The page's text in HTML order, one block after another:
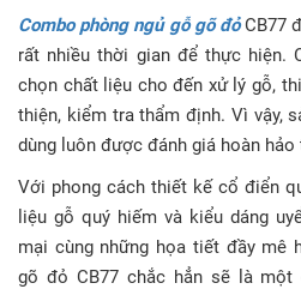
Combo phòng ngủ gỗ gõ đỏCB77
rất nhiều thời gian để thực hiện.
chọn chất liệu cho đến xử lý gỗ,
thiện, kiểm tra thẩm định. Vì vậy,
dùng luôn được đánh giá hoàn
Với phong cách thiết kế cổ điển
liệu gỗ quý hiếm và kiểu dáng
mại cùng những họa tiết đầy mê
gõ đỏ CB77 chắc hẳn sẽ là